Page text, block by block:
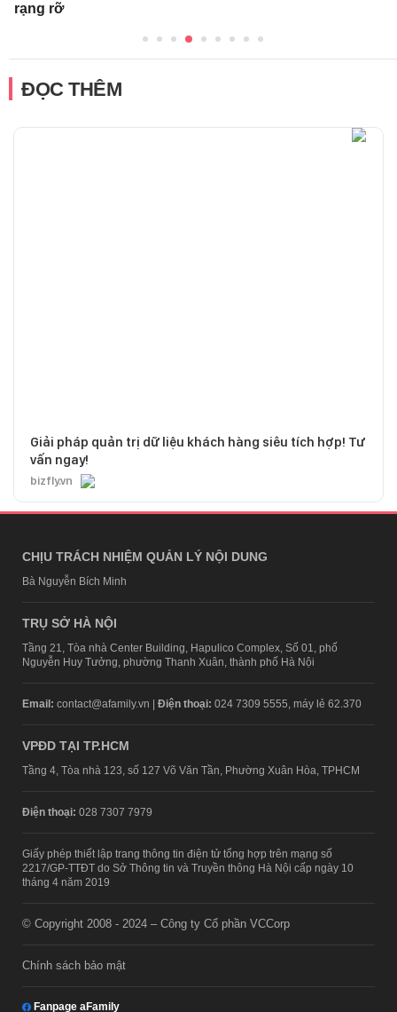
rạng rỡ
ĐỌC THÊM
Giải pháp quản trị dữ liệu khách hàng siêu tích hợp! Tư
vấn ngay!
bizfly.vn
CHỊU TRÁCH NHIỆM QUẢN LÝ NỘI DUNG
Bà Nguyễn Bích Minh
TRỤ SỞ HÀ NỘI
Tầng 21, Tòa nhà Center Building, Hapulico Complex, Số 01, phố
Nguyễn Huy Tưởng, phường Thanh Xuân, thành phố Hà Nội
Email: contact@afamily.vn | Điện thoại: 024 7309 5555, máy lẻ 62.370
VPĐD TẠI TP.HCM
Tầng 4, Tòa nhà 123, số 127 Võ Văn Tần, Phường Xuân Hòa, TPHCM
Điện thoại: 028 7307 7979
Giấy phép thiết lập trang thông tin điện tử tổng hợp trên mạng số
2217/GP-TTĐT do Sở Thông tin và Truyền thông Hà Nội cấp ngày 10
tháng 4 năm 2019
© Copyright 2008 - 2024 – Công ty Cổ phần VCCorp
Chính sách bảo mật
Fanpage aFamily